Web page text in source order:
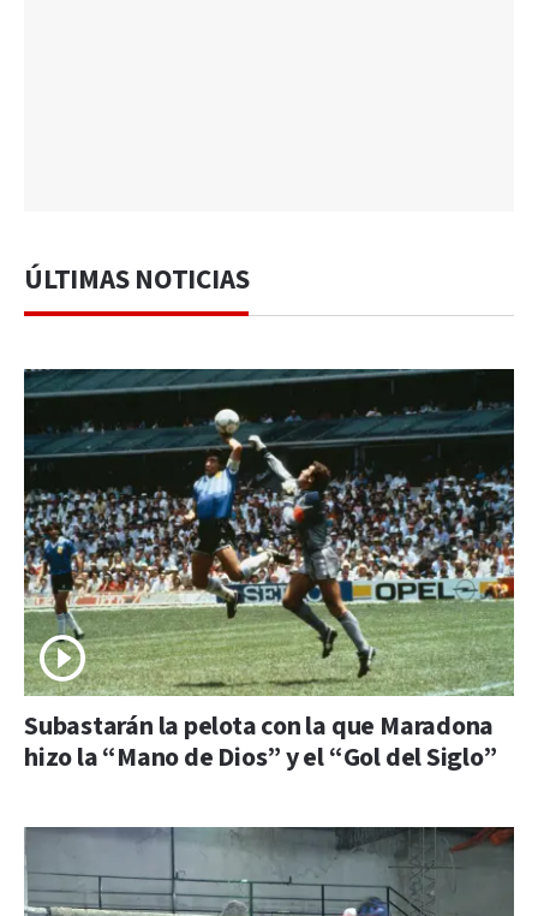
ÚLTIMAS NOTICIAS
Subastarán la pelota con la que Maradona
hizo la “Mano de Dios” y el “Gol del Siglo”